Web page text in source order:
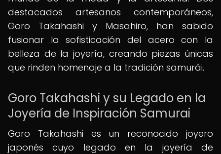
destacados artesanos contemporáneos,
Goro Takahashi y Masahiro, han sabido
fusionar la sofisticación del acero con la
belleza de la joyería, creando piezas únicas
que rinden homenaje a la tradición samurái.
Goro Takahashi y su Legado en la
Joyería de Inspiración Samurai
Goro Takahashi es un reconocido joyero
japonés cuyo legado en la joyería de